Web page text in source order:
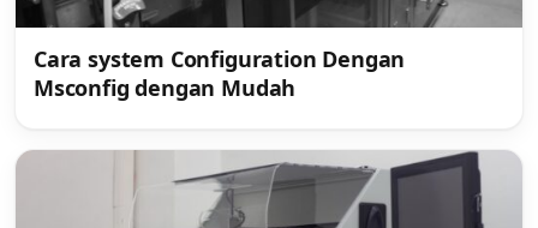
Cara system Configuration Dengan
Msconfig dengan Mudah